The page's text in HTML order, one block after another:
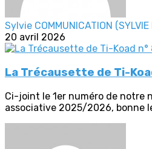
Sylvie COMMUNICATION (SYLVIE
20 avril 2026
La Trécausette de Ti-
Ci-joint le 1er numéro de notre
associative 2025/2026, bonne